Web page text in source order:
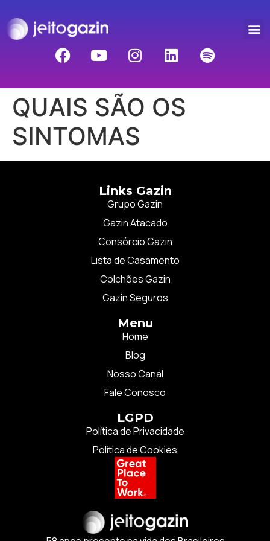
QUAIS SÃO OS
SINTOMAS
Links Gazin
Grupo Gazin
Gazin Atacado
Consórcio Gazin
Lista de Casamento
Colchões Gazin
Gazin Seguros
Menu
Home
Blog
Nosso Canal
Fale Conosco
LGPD
Política de Privacidade
Política de Cookies